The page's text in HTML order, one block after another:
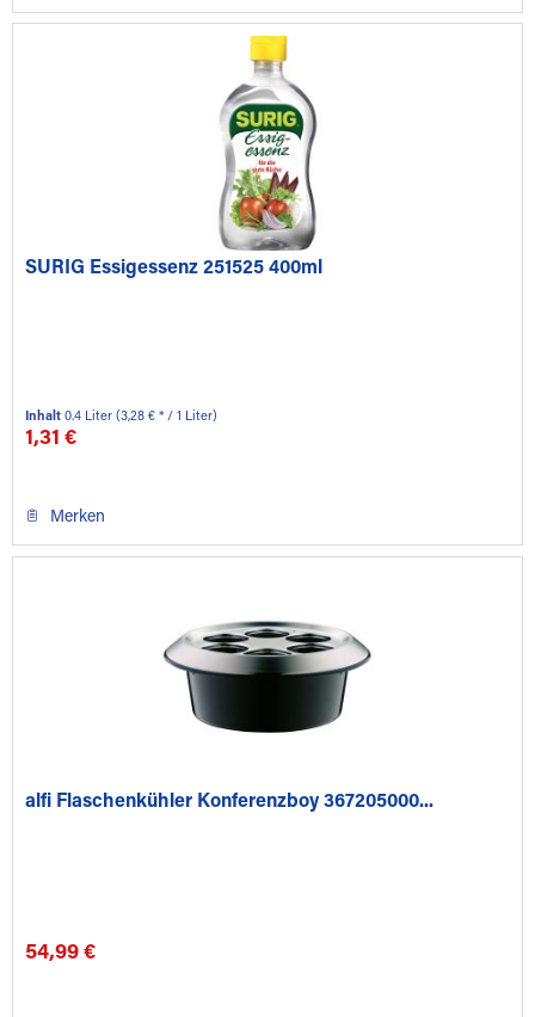
SURIG Essigessenz 251525 400ml
Inhalt0.4 Liter(3,28 € * / 1 Liter)
1,31 €
Merken
alfi Flaschenkühler Konferenzboy 367205000...
54,99 €